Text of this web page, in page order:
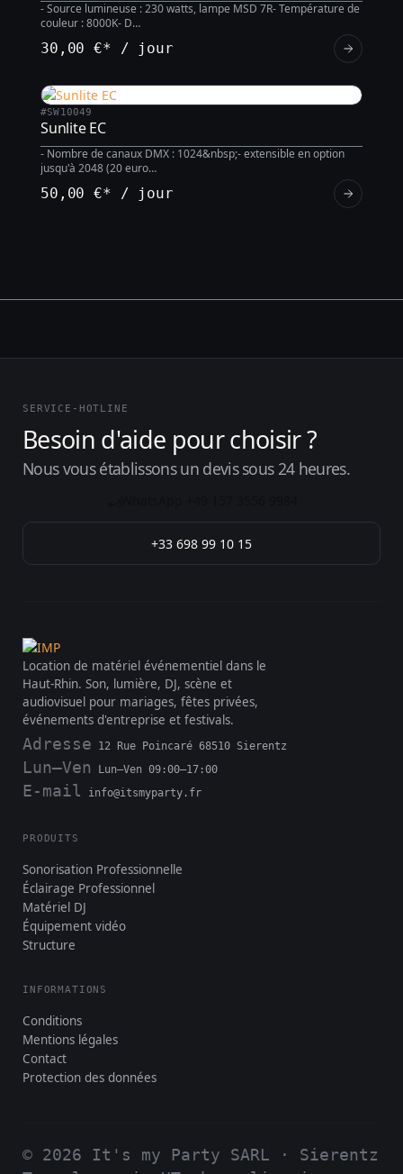
- Source lumineuse : 230 watts, lampe MSD 7R- Température de
couleur : 8000K- D…
30,00 €* / jour
#SW10049
Sunlite EC
- Nombre de canaux DMX : 1024&nbsp;- extensible en option
jusqu'à 2048 (20 euro…
50,00 €* / jour
SERVICE-HOTLINE
Besoin d'aide pour choisir ?
Nous vous établissons un devis sous 24 heures.
+33 698 99 10 15
Location de matériel événementiel dans le
Haut-Rhin. Son, lumière, DJ, scène et
audiovisuel pour mariages, fêtes privées,
événements d'entreprise et festivals.
Adresse 12 Rue Poincaré 68510 Sierentz
Lun–Ven Lun–Ven 09:00–17:00
E-mail info@itsmyparty.fr
PRODUITS
Sonorisation Professionnelle
Éclairage Professionnel
Matériel DJ
Équipement vidéo
Structure
INFORMATIONS
Conditions
Mentions légales
Contact
Protection des données
© 2026 It's my Party SARL · Sierentz